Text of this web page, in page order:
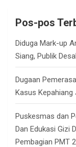
c
Pos-pos
Diduga Mark-up
Siang, Publik
Dugaan
Kasus
Puskesmas dan
Dan Edukasi Gizi
Pembagian PMT